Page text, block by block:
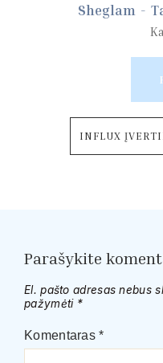
Sheglam -
INFLUX
Parašykite
El. pašto adresas nebus
pažymėti *
Komentaras*